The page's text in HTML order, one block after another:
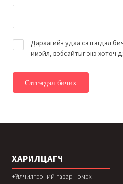
Дараагийн удаа сэтгэгдэл
имэйл, вэбсайтыг энэ хөтөч
ХАРИЛЦАГЧ
+Үйлчилгээний газар нэмэх